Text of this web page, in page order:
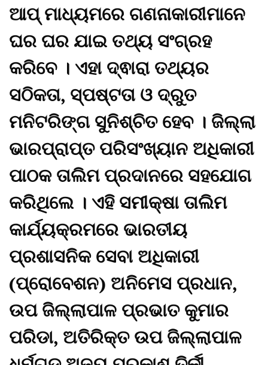
ଆପ୍ ମାଧ୍ୟମରେ ଗଣନାକାରୀମାନେ
ଘର ଘର ଯାଇ ତଥ୍ୟ ସଂଗ୍ରହ
କରିବେ । ଏହା ଦ୍ଵାରା ତଥ୍ୟର
ସଠିକତା, ସ୍ପଷ୍ଟତା ଓ ଦ୍ରୁତ
ମନିଟରିଙ୍ଗ ସୁନିଶ୍ଚିତ ହେବ । ଜିଲ୍ଲା
ଭାରପ୍ରାପ୍ତ ପରିସଂଖ୍ୟାନ ଅଧିକାରୀ
ପାଠକ ତାଲିମ ପ୍ରଦାନରେ ସହଯୋଗ
କରିଥିଲେ । ଏହି ସମୀକ୍ଷା ତାଲିମ
କାର୍ଯ୍ୟକ୍ରମରେ ଭାରତୀୟ
ପ୍ରଶାସନିକ ସେବା ଅଧିକାରୀ
(ପ୍ରୋବେଶନ) ଅନିମେସ ପ୍ରଧାନ,
ଉପ ଜିଲ୍ଲାପାଳ ପ୍ରଭାତ କୁମାର
ପରିଡା, ଅତିରିକ୍ତ ଉପ ଜିଲ୍ଲାପାଳ